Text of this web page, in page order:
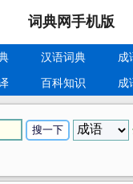
词典网手机版
汉语词典 成
百科知识 成